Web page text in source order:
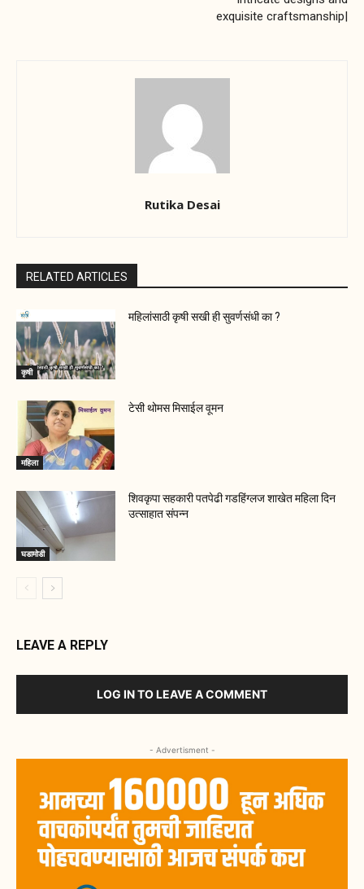
exquisite craftsmanship|
Rutika Desai
RELATED ARTICLES
कृषी
महिलांसाठी कृषी सखी ही सुवर्णसंधी का ?
महिला
टेसी थोमस मिसाईल वूमन
घडामोडी
शिवकृपा सहकारी पतपेढी गडहिंग्लज शाखेत महिला दिन
उत्साहात संपन्न
LEAVE A REPLY
LOG IN TO LEAVE A COMMENT
- Advertisment -